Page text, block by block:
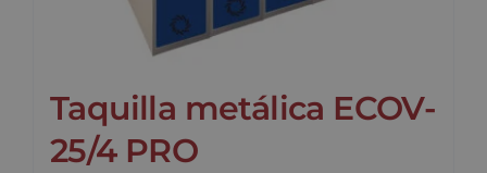
Taquilla metálica ECOV-
25/4 PRO